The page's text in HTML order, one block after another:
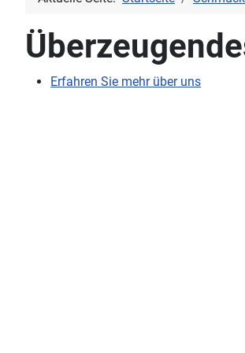
Erfahren Sie mehr über uns